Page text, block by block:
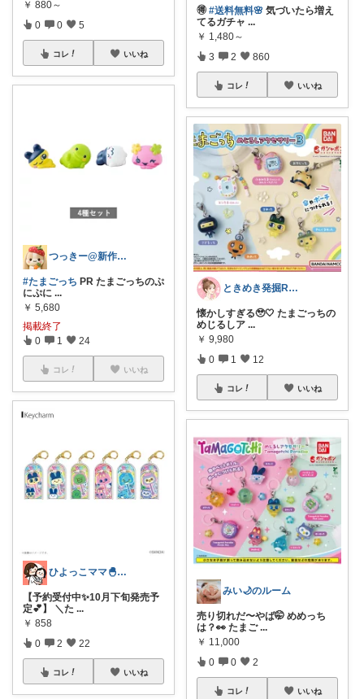
￥ 880～
0 0 5
コレ いいね
つっきー@新作アイテム
#たまごっち PR たまごっちのぷ
にぷに ...
￥ 5,680
掲載終了
0 1 24
コレ いいね
ひよっこママ🐣𓂃ゆるっと育児と暮らし
【予約受付中✨10月下旬発売予
定💕】 ＼た ...
￥ 858
0 2 22
コレ いいね
🉐 #送料無料🌸 気づいたら増え
てるガチャ ...
￥ 1,480～
3 2 860
コレ いいね
ときめき発掘ROOM
懐かしすぎる🥹🤍 たまごっちの
めじるしア ...
￥ 9,980
0 1 12
コレ いいね
みい🌙のルーム
売り切れだ〜やば🤭 めめっち
は？👀 たまご ...
￥ 11,000
0 0 2
コレ いいね